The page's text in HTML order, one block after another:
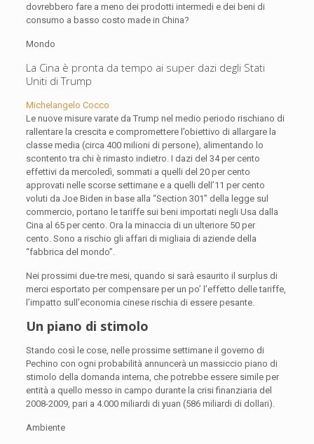
dovrebbero fare a meno dei prodotti intermedi e dei beni di
consumo a basso costo made in China?
Mondo
La Cina è pronta da tempo ai super dazi degli Stati
Uniti di Trump
Michelangelo Cocco
Le nuove misure varate da Trump nel medio periodo rischiano di
rallentare la crescita e compromettere l’obiettivo di allargare la
classe media (circa 400 milioni di persone), alimentando lo
scontento tra chi è rimasto indietro. I dazi del 34 per cento
effettivi da mercoledì, sommati a quelli del 20 per cento
approvati nelle scorse settimane e a quelli dell’11 per cento
voluti da Joe Biden in base alla “Section 301” della legge sul
commercio, portano le tariffe sui beni importati negli Usa dalla
Cina al 65 per cento. Ora la minaccia di un ulteriore 50 per
cento. Sono a rischio gli affari di migliaia di aziende della
“fabbrica del mondo”.
Nei prossimi due-tre mesi, quando si sarà esaurito il surplus di
merci esportato per compensare per un po’ l’effetto delle tariffe,
l’impatto sull’economia cinese rischia di essere pesante.
Un piano di stimolo
Stando così le cose, nelle prossime settimane il governo di
Pechino con ogni probabilità annuncerà un massiccio piano di
stimolo della domanda interna, che potrebbe essere simile per
entità a quello messo in campo durante la crisi finanziaria del
2008-2009, pari a 4.000 miliardi di yuan (586 miliardi di dollari).
Ambiente